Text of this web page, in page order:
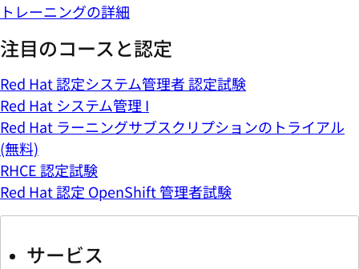
トレーニングの詳細
注目のコースと認定
Red Hat 認定システム管理者 認定試験
Red Hat システム管理 I
Red Hat ラーニングサブスクリプションのトライアル
(無料)
RHCE 認定試験
Red Hat 認定 OpenShift 管理者試験
サービス